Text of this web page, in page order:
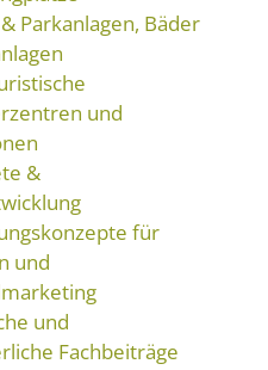
Parkanlagen, Bäder
und
&
für
und
und
Fachbeiträge